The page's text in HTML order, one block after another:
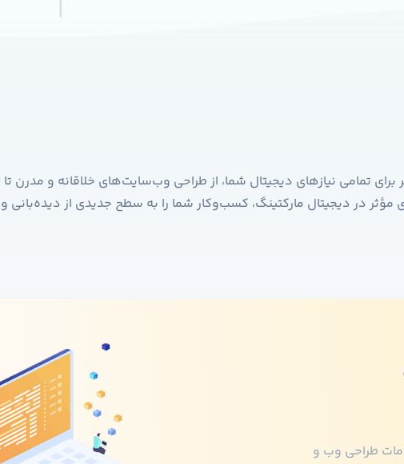
تمامی نیازهای دیجیتال شما، از طراحی وب‌سایت‌های خلاقانه و مدرن
مؤثر در دیجیتال مارکتینگ، کسب‌وکار شما را به سطح جدیدی از
طراحی وب و